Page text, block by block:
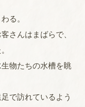
る。
さんはまばらで、
物たちの水槽を眺
で訪れているよう